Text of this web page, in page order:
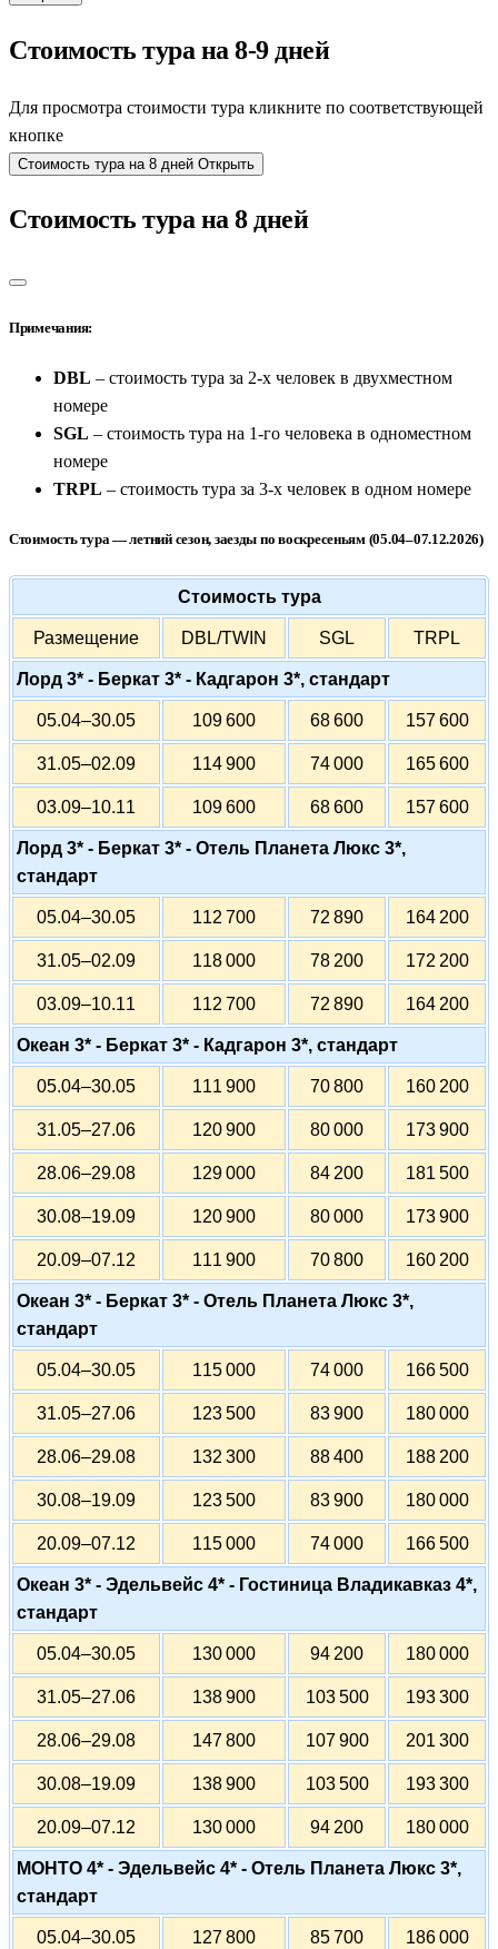
Стоимость тура на 8-9 дней
Для просмотра стоимости тура кликните по соответствующей
кнопке
Стоимость тура на 8 дней Открыть
Стоимость тура на 8 дней
Примечания:
DBL – стоимость тура за 2-х человек в двухместном
номере
SGL – стоимость тура на 1-го человека в одноместном
номере
TRPL – стоимость тура за 3-х человек в одном номере
Стоимость тура — летний сезон, заезды по воскресеньям (05.04–07.12.2026)
Стоимость тура
Размещение DBL/TWIN SGL TRPL
Лорд 3* - Беркат 3* - Кадгарон 3*, стандарт
05.04–30.05 109 600 68 600 157 600
31.05–02.09 114 900 74 000 165 600
03.09–10.11 109 600 68 600 157 600
Лорд 3* - Беркат 3* - Отель Планета Люкс 3*,
стандарт
05.04–30.05 112 700 72 890 164 200
31.05–02.09 118 000 78 200 172 200
03.09–10.11 112 700 72 890 164 200
Океан 3* - Беркат 3* - Кадгарон 3*, стандарт
05.04–30.05 111 900 70 800 160 200
31.05–27.06 120 900 80 000 173 900
28.06–29.08 129 000 84 200 181 500
30.08–19.09 120 900 80 000 173 900
20.09–07.12 111 900 70 800 160 200
Океан 3* - Беркат 3* - Отель Планета Люкс 3*,
стандарт
05.04–30.05 115 000 74 000 166 500
31.05–27.06 123 500 83 900 180 000
28.06–29.08 132 300 88 400 188 200
30.08–19.09 123 500 83 900 180 000
20.09–07.12 115 000 74 000 166 500
Океан 3* - Эдельвейс 4* - Гостиница Владикавказ 4*,
стандарт
05.04–30.05 130 000 94 200 180 000
31.05–27.06 138 900 103 500 193 300
28.06–29.08 147 800 107 900 201 300
30.08–19.09 138 900 103 500 193 300
20.09–07.12 130 000 94 200 180 000
МОНТО 4* - Эдельвейс 4* - Отель Планета Люкс 3*,
стандарт
05.04–30.05 127 800 85 700 186 000